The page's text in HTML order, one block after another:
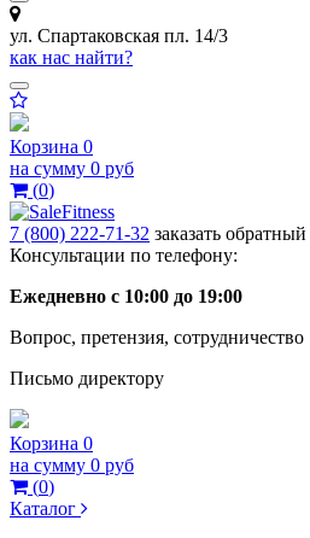
ул. Спартаковская пл. 14/3
как нас найти?
Корзина 0
на сумму 0 руб
(0)
7 (800) 222-71-32 заказать
Консультации по телефону:
Ежедневно с 10:00 до 19:00
Вопрос, претензия, сотрудничество
Письмо директору
Корзина 0
на сумму 0 руб
(0)
Каталог